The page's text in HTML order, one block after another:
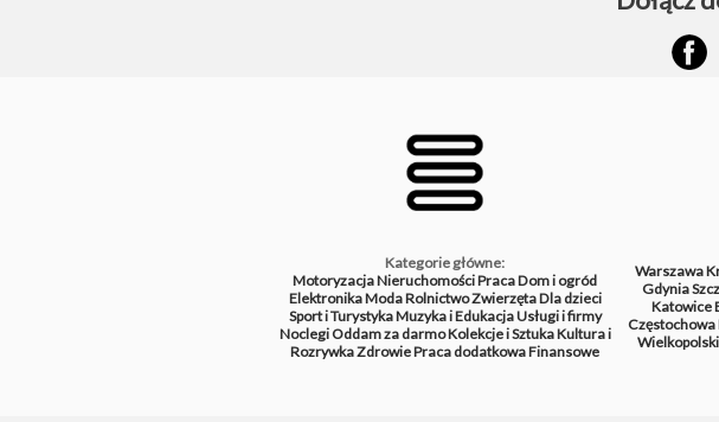
Kategorie główne:
MotoryzacjaNieruchomościPracaDom i ogród
ElektronikaModaRolnictwoZwierzętaDla dzieci
Sport i TurystykaMuzyka i EdukacjaUsługi i firmy
NoclegiOddam za darmoKolekcje i SztukaKultura i
RozrywkaZdrowiePraca dodatkowaFinansowe
Warszawa
Gdynia
Katowice
Częstochowa
Wielkopolski